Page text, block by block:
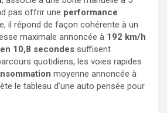
pas offrir une performance
il répond de façon cohérente à un
maximale annoncée à 192 km/h
10,8 secondes suffisent
quotidiens, les voies rapides
moyenne annoncée à
le tableau d’une auto pensée pour